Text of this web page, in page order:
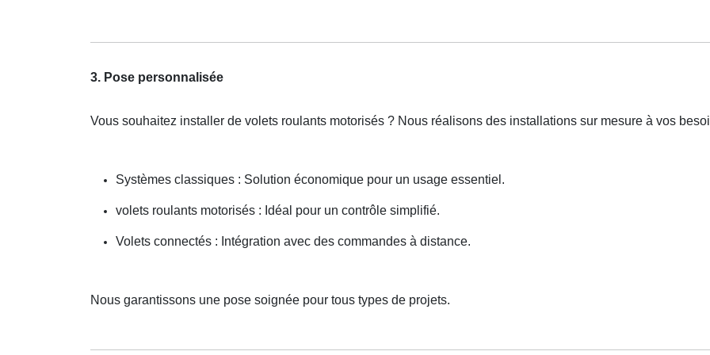
3. Pose personnalisée
Vous souhaitez installer de volets roulants motorisés ? Nous réalisons des installations sur mesure à vos
Systèmes classiques : Solution économique pour un usage essentiel.
volets roulants motorisés : Idéal pour un contrôle simplifié.
Volets connectés : Intégration avec des commandes à distance.
Nous garantissons une pose soignée pour tous types de projets.